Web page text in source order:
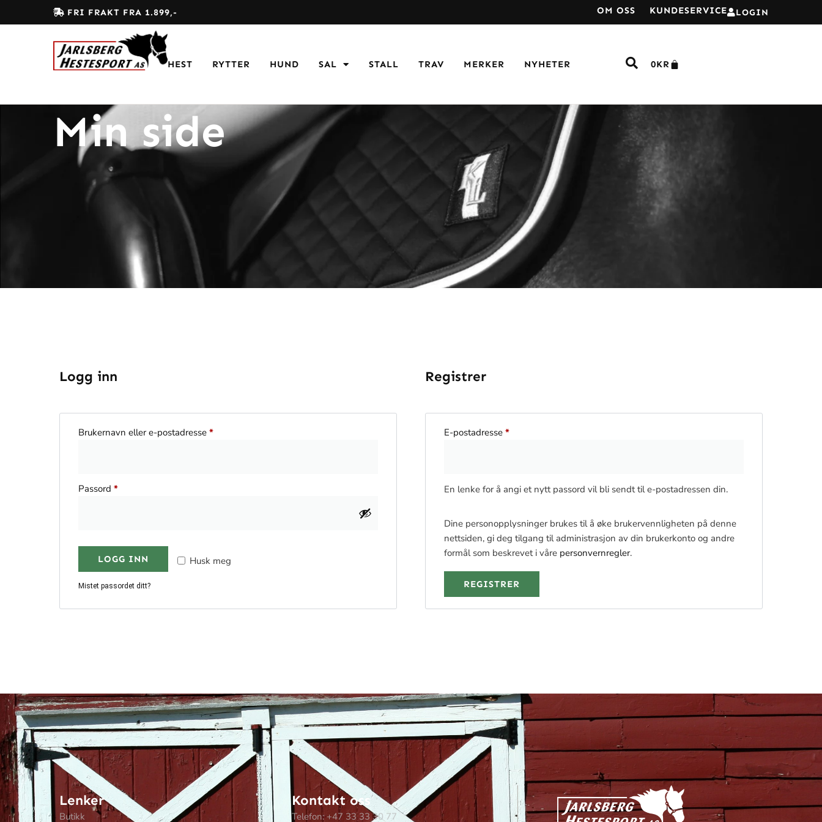
FRI FRAKT FRA 1.899,- LOGIN
OM OSS KUNDESERVICE
HEST RYTTER HUND SAL STALL TRAV MERKER NYHETER 0KR
Min side
Logg inn
Brukernavn eller e-postadresse *
Passord *
Husk meg
LOGG INN
Mistet passordet ditt?
Registrer
E-postadresse *
En lenke for å angi et nytt passord vil bli sendt til e-postadressen din.
Dine personopplysninger brukes til å øke brukervennligheten på denne
nettsiden, gi deg tilgang til administrasjon av din brukerkonto og andre
formål som beskrevet i våre personvernregler.
REGISTRER
Lenker
Butikk
Kontakt oss
Telefon: +47 33 33 30 77